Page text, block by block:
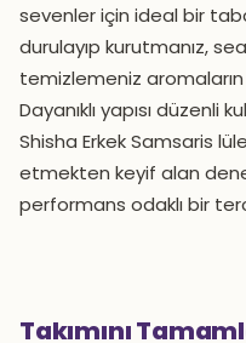
sevenler için ideal bir
durulayıp kurutmanız,
temizlemeniz aromaların
Dayanıklı yapısı düzenli
Shisha Erkek Samsaris
etmekten keyif alan
performans odaklı bir
Takımını